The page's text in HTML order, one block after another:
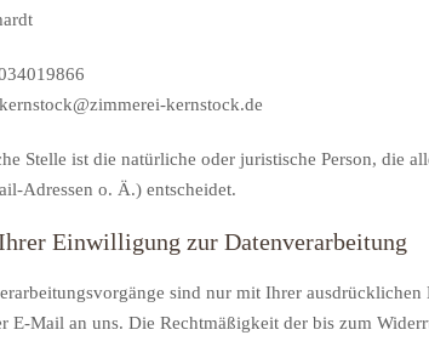
kernstock.de
Stelle ist die natürliche oder juristische Person, die
Adressen o. Ä.) entscheidet.
Einwilligung zur Datenverarbeitung
sind nur mit Ihrer
E-Mail an uns. Die Rechtmäßigkeit der bis zum